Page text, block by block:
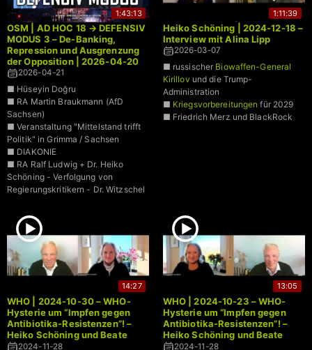
1:43:13
OSM | AD HOC 18 → DEFENSIV
MODUS 3 – De-Banking,
Repression und Ausgrenzung
der Opposition | 2026-04-20
2026-04-21
■ Hüseyin Doğru
■ RA Martin Braukmann (AfD
Sachsen)
■ Veranstaltung "Mittelstand trifft
Politik" in Grimma / Sachsen
■ DIAKONIE
■ RA Ralf Ludwig + Dr. Heiko
Schöning - Verfolgung von
Regierungskritikern - Dr. Witzschel
1:11:39
Heiko Schöning | 2024-12-18 –
Interview mit Alina Lipp
2026-03-07
■ russischer Biowaffen-General
Kirillov und die Trump-
Administration
■ Kriegsvorbereitungen für 2029
■ Friedrich Merz und BlackRock
14:27
WHO | 2024-10-30 – WHO-
Hysterie um “Impfen gegen
Antibiotika-Resistenzen”! –
Heiko Schöning und Beate
Bahner klären auf (2)
2024-11-28
13:05
WHO | 2024-10-23 – WHO-
Hysterie um “Impfen gegen
Antibiotika-Resistenzen”! –
Heiko Schöning und Beate
Bahner klären auf
2024-11-28